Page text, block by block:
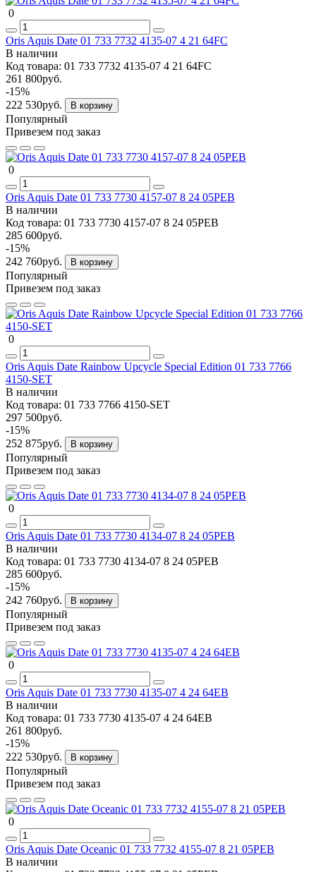
0
Oris Aquis Date 01 733 7732 4135-07 4 21 64FC
В наличии
Код товара: 01 733 7732 4135-07 4 21 64FC
261 800руб.
-15%
222 530руб.
В корзину
Популярный
Привезем под заказ
0
Oris Aquis Date 01 733 7730 4157-07 8 24 05PEB
В наличии
Код товара: 01 733 7730 4157-07 8 24 05PEB
285 600руб.
-15%
242 760руб.
В корзину
Популярный
Привезем под заказ
0
Oris Aquis Date Rainbow Upcycle Special Edition 01 733 7766
4150-SET
В наличии
Код товара: 01 733 7766 4150-SET
297 500руб.
-15%
252 875руб.
В корзину
Популярный
Привезем под заказ
0
Oris Aquis Date 01 733 7730 4134-07 8 24 05PEB
В наличии
Код товара: 01 733 7730 4134-07 8 24 05PEB
285 600руб.
-15%
242 760руб.
В корзину
Популярный
Привезем под заказ
0
Oris Aquis Date 01 733 7730 4135-07 4 24 64EB
В наличии
Код товара: 01 733 7730 4135-07 4 24 64EB
261 800руб.
-15%
222 530руб.
В корзину
Популярный
Привезем под заказ
0
Oris Aquis Date Oceanic 01 733 7732 4155-07 8 21 05PEB
В наличии